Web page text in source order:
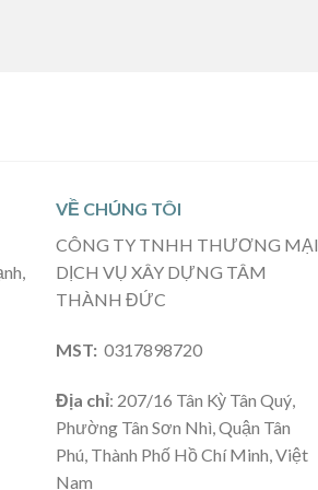
VỀ CHÚNG TÔI
CÔNG TY TNHH THƯƠNG MẠI
DỊCH VỤ XÂY DỰNG TÂM
THÀNH ĐỨC
MST: 0317898720
Địa chỉ: 207/16 Tân Kỳ Tân Quý,
Phường Tân Sơn Nhì, Quận Tân
Phú, Thành Phố Hồ Chí Minh, Việt
Nam